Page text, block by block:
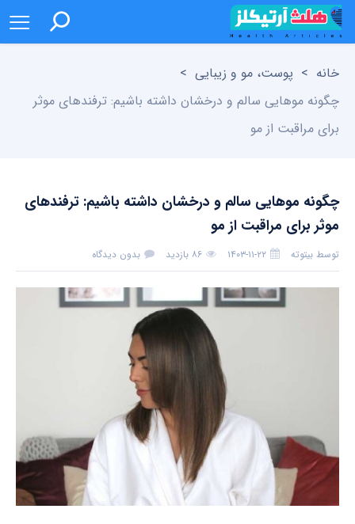
خانه > پوست، مو و زیبایی >
چگونه موهایی سالم و درخشان داشته باشیم: ترفندهای موثر
برای مراقبت از مو
چگونه موهایی سالم و درخشان داشته باشیم: ترفندهای
موثر برای مراقبت از مو
توسط بیتوته ۱۴۰۳-۱۱-۲۲ ۸۶ بازدید بدون دیدگاه